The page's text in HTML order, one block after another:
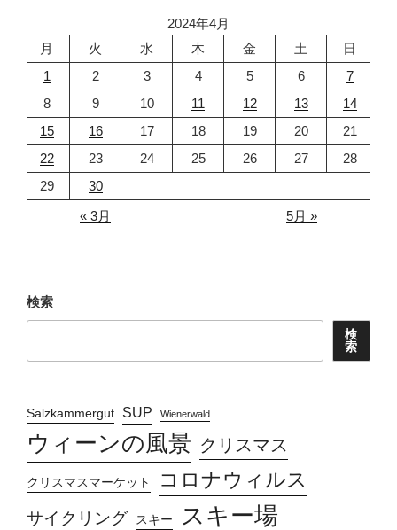
2024年4月
月
火 水 木 金 土
日
1
2 3 4 5 6
7
8
9 10 11 12 13
14
15
16 17 18 19 20
21
22
23 24 25 26 27
28
29
30
« 3月
5月 »
検索
検
索
Salzkammergut SUP Wienerwald
ウィーンの風景 クリスマス
クリスマスマーケット コロナウィルス
サイクリング スキー スキー場